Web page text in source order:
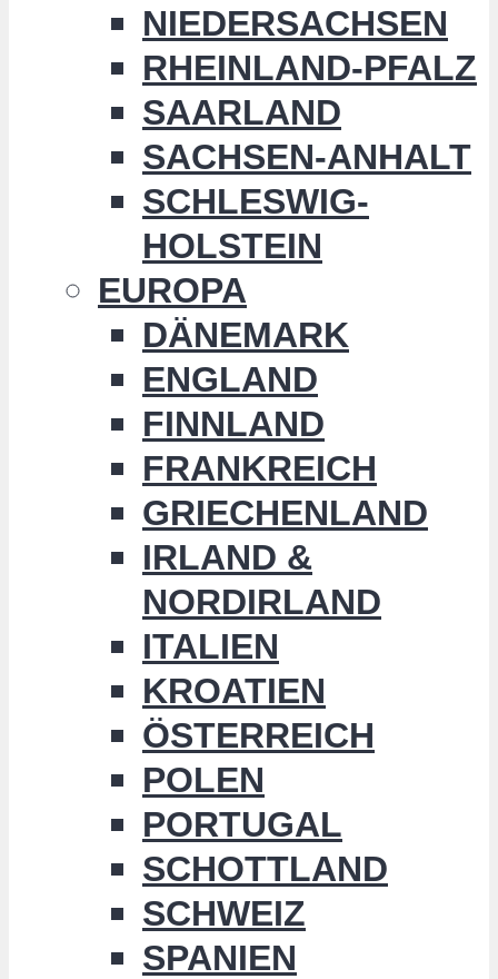
NIEDERSACHSEN
RHEINLAND-PFALZ
SAARLAND
SACHSEN-ANHALT
SCHLESWIG-
HOLSTEIN
EUROPA
DÄNEMARK
ENGLAND
FINNLAND
FRANKREICH
GRIECHENLAND
IRLAND &
NORDIRLAND
ITALIEN
KROATIEN
ÖSTERREICH
POLEN
PORTUGAL
SCHOTTLAND
SCHWEIZ
SPANIEN